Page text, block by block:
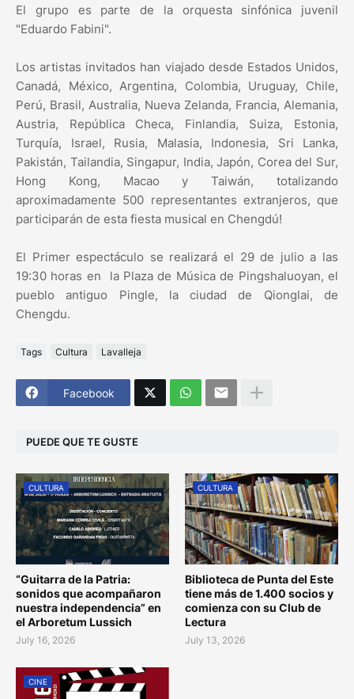
El grupo es parte de la orquesta sinfónica juvenil
"Eduardo Fabini".
Los artistas invitados han viajado desde Estados Unidos,
Canadá, México, Argentina, Colombia, Uruguay, Chile,
Perú, Brasil, Australia, Nueva Zelanda, Francia, Alemania,
Austria, República Checa, Finlandia, Suiza, Estonia,
Turquía, Israel, Rusia, Malasia, Indonesia, Sri Lanka,
Pakistán, Tailandia, Singapur, India, Japón, Corea del Sur,
Hong Kong, Macao y Taiwán, totalizando
aproximadamente 500 representantes extranjeros, que
participarán de esta fiesta musical en Chengdú!
El Primer espectáculo se realizará el 29 de julio a las
19:30 horas en la Plaza de Música de Pingshaluoyan, el
pueblo antiguo Pingle, la ciudad de Qionglai, de
Chengdu.
Tags Cultura Lavalleja
Facebook
PUEDE QUE TE GUSTE
CULTURA
“Guitarra de la Patria:
sonidos que acompañaron
nuestra independencia” en
el Arboretum Lussich
July 16, 2026
CULTURA
Biblioteca de Punta del Este
tiene más de 1.400 socios y
comienza con su Club de
Lectura
July 13, 2026
CINE